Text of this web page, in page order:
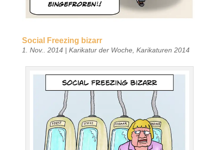
Social Freezing bizarr
1. Nov.. 2014| Karikatur der Woche, Karikaturen 2014